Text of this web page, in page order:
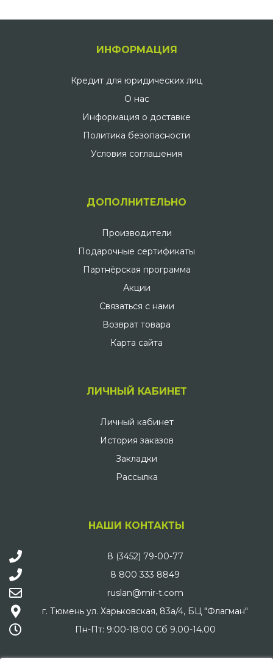
ИНФОРМАЦИЯ
Кредит для юридических лиц
О нас
Информация о доставке
Политика безопасности
Условия соглашения
ДОПОЛНИТЕЛЬНО
Производители
Подарочные сертификаты
Партнёрская программа
Акции
Связаться с нами
Возврат товара
Карта сайта
ЛИЧНЫЙ КАБИНЕТ
Личный кабинет
История заказов
Закладки
Рассылка
НАШИ КОНТАКТЫ
8 (3452) 79-00-77
8 800 333 8849
ruslan@mir-t.com
г. Тюмень ул. Харьковская, 83а/4, БЦ "Флагман"
Пн-Пт: 9:00-18:00 Сб 9.00-14.00